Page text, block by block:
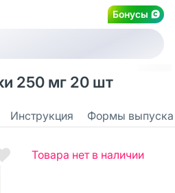
Бонусы
250 мг 20 шт
Инструкция Формы выпуска
Товара нет в наличии